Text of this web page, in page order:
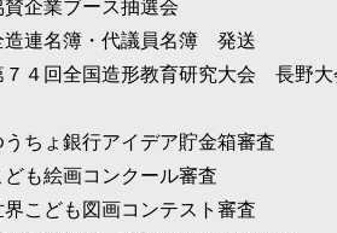
業ブース抽選会
名簿・代議員名簿 発送
４回全国造形教育研究大会 長野大
ちょ銀行アイデア貯金箱審査
コンクール審査
画コンテスト審査